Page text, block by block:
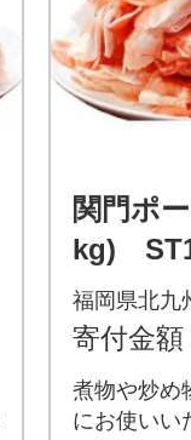
関門ポ
kg)
福岡県北九
寄付金額
煮物や炒め
にお使いい